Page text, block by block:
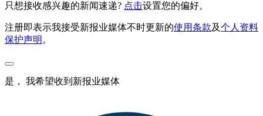
只想接收感兴趣的新闻速递? 点击设置您的偏好。
注册即表示我接受新报业媒体不时更新的使用条款及个人资料
保护声明 。
是， 我希望收到新报业媒体